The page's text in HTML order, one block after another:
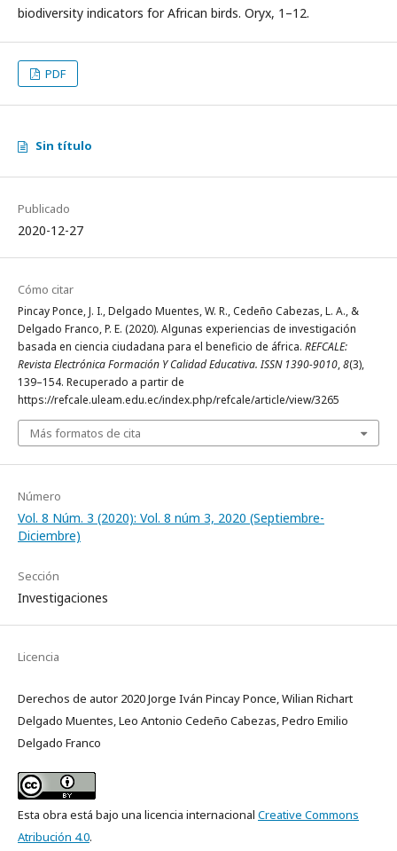
biodiversity indicators for African birds. Oryx, 1–12.
PDF
Sin título
Publicado
2020-12-27
Cómo citar
Pincay Ponce, J. I., Delgado Muentes, W. R., Cedeño Cabezas, L. A., &
Delgado Franco, P. E. (2020). Algunas experiencias de investigación
basada en ciencia ciudadana para el beneficio de áfrica. REFCALE:
Revista Electrónica Formación Y Calidad Educativa. ISSN 1390-9010,8(3),
139–154. Recuperado a partir de
https://refcale.uleam.edu.ec/index.php/refcale/article/view/3265
Más formatos de cita
Número
Vol. 8 Núm. 3 (2020): Vol. 8 núm 3, 2020 (Septiembre-
Diciembre)
Sección
Investigaciones
Licencia
Derechos de autor 2020 Jorge Iván Pincay Ponce, Wilian Richart
Delgado Muentes, Leo Antonio Cedeño Cabezas, Pedro Emilio
Delgado Franco
Esta obra está bajo una licencia internacional Creative Commons
Atribución 4.0.